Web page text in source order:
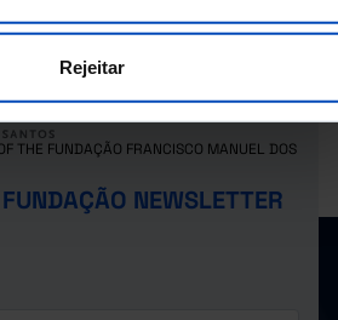
Rejeitar
THE FUNDAÇÃO FRANCISCO MANUEL DOS
NEWSLETTER